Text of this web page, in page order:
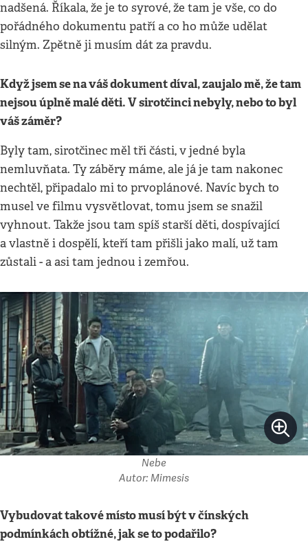
nadšená. Říkala, že je to syrové, že tam je vše, co do
pořádného dokumentu patří a co ho může udělat
silným. Zpětně ji musím dát za pravdu.
Když jsem se na váš dokument díval, zaujalo mě, že tam
nejsou úplně malé děti. V sirotčinci nebyly, nebo to byl
váš záměr?
Byly tam, sirotčinec měl tři části, v jedné byla
nemluvňata. Ty záběry máme, ale já je tam nakonec
nechtěl, připadalo mi to prvoplánové. Navíc bych to
musel ve filmu vysvětlovat, tomu jsem se snažil
vyhnout. Takže jsou tam spíš starší děti, dospívající
a vlastně i dospělí, kteří tam přišli jako malí, už tam
zůstali - a asi tam jednou i zemřou.
Nebe
Autor: Mimesis
Vybudovat takové místo musí být v čínských
podmínkách obtížné, jak se to podařilo?